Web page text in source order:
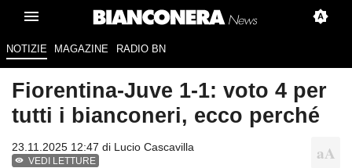
NOTIZIE MAGAZINE RADIO BN
Fiorentina-Juve 1-1: voto 4 per
tutti i bianconeri, ecco perché
23.11.2025 12:47 di Lucio Cascavilla
VEDI LETTURE